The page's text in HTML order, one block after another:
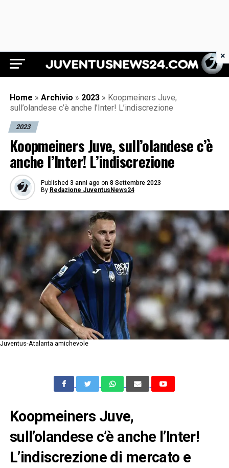
Juventus News 24
Home » Archivio » 2023 » Koopmeiners Juve,
sull’olandese c’è anche l’Inter! L’indiscrezione
2023
Koopmeiners Juve, sull’olandese c’è
anche l’Inter! L’indiscrezione
Published 3 anni ago on 8 Settembre 2023
By Redazione JuventusNews24
Juventus-Atalanta amichevole
Koopmeiners Juve,
sull’olandese c’è anche l’Inter!
L’indiscrezione di mercato e
×